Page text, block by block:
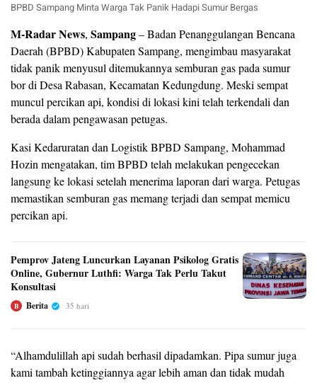
BPBD Sampang Minta Warga Tak Panik Hadapi Sumur Bergas
M-Radar News, Sampang– Badan Penanggulangan Bencana
Daerah (BPBD) Kabupaten Sampang, mengimbau masyarakat
tidak panik menyusul ditemukannya semburan gas pada sumur
bor di Desa Rabasan, Kecamatan Kedungdung. Meski sempat
muncul percikan api, kondisi di lokasi kini telah terkendali dan
berada dalam pengawasan petugas.
Kasi Kedaruratan dan Logistik BPBD Sampang, Mohammad
Hozin mengatakan, tim BPBD telah melakukan pengecekan
langsung ke lokasi setelah menerima laporan dari warga. Petugas
memastikan semburan gas memang terjadi dan sempat memicu
percikan api.
Pemprov Jateng Luncurkan Layanan Psikolog Gratis
Online, Gubernur Luthfi: Warga Tak Perlu Takut
Konsultasi
B Berita 35 hari
“Alhamdulillah api sudah berhasil dipadamkan. Pipa sumur juga
kami tambah ketinggiannya agar lebih aman dan tidak mudah